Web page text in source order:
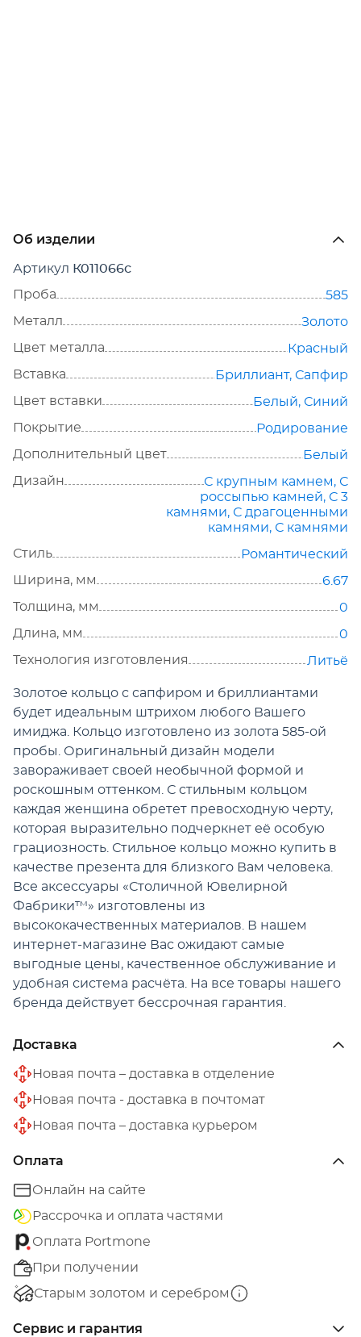
Об изделии
Артикул К011066с
Проба
585
Металл
Золото
Цвет металла
Красный
Вставка
Бриллиант, Сапфир
Цвет вставки
Белый, Синий
Покрытие
Родирование
Дополнительный цвет
Белый
Дизайн
С крупным камнем, С
россыпью камней, С 3
камнями, С драгоценными
камнями, С камнями
Стиль
Романтический
Ширина, мм
6.67
Толщина, мм
0
Длина, мм
0
Технология изготовления
Литьё
Золотое кольцо с сапфиром и бриллиантами
будет идеальным штрихом любого Вашего
имиджа. Кольцо изготовлено из золота 585-ой
пробы. Оригинальный дизайн модели
завораживает своей необычной формой и
роскошным оттенком. С стильным кольцом
каждая женщина обретет превосходную черту,
которая выразительно подчеркнет её особую
грациозность. Стильное кольцо можно купить в
качестве презента для близкого Вам человека.
Все аксессуары «Столичной Ювелирной
Фабрики™» изготовлены из
высококачественных материалов. В нашем
интернет-магазине Вас ожидают самые
выгодные цены, качественное обслуживание и
удобная система расчёта. На все товары нашего
бренда действует бессрочная гарантия.
Доставка
Новая почта – доставка в отделение
Новая почта - доставка в почтомат
Новая почта – доставка курьером
Оплата
Онлайн на сайте
Рассрочка и оплата частями
Оплата Portmone
При получении
Старым золотом и серебром
Сервис и гарантия